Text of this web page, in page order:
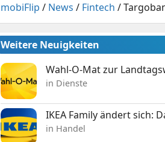
mobiFlip / News / Fintech /
Weitere Neuigkeiten
Wahl-O-Mat zur
in Dienste
IKEA Family ändert sich:
in Handel